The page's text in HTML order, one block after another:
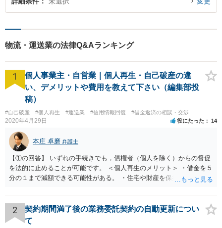
物流・運送業の法律Q&Aランキング
1
個人事業主・自営業｜個人再生・自己破産の違
い、デメリットや費用を教えて下さい（編集部投
稿）
#自己破産 #個人再生 #運送業 #信用情報回復 #借金返済の相談・交渉
2020年4月29日 役にたった 14
本庄 卓磨 弁護士
【①の回答】 いずれの手続きでも，債権者（個人を除く）からの督促
を法的に止めることが可能です。 ＜個人再生のメリット＞ ・借金を５
分の１まで減額できる可能性がある。 ・住宅や財産を保持できる（た
理的抵抗が小さい（個人差あり）。 ＜自己破産のメリット＞ ・税金等
の滞納分を除き，借金を返済する必要がなくなる。 【②の回答】 ・個
人再生・破産ともに，信用情報に事故情報（いわゆるブラックリス
2
契約期間満了後の業務委託契約の自動更新につい
て